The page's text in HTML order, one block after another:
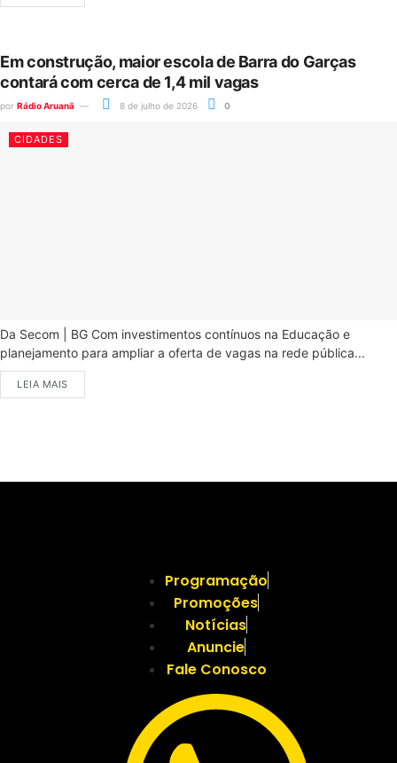
Em construção, maior escola de Barra do Garças
contará com cerca de 1,4 mil vagas
por Rádio Aruanã 8 de julho de 2026 0
CIDADES
Da Secom | BG Com investimentos contínuos na Educação e
planejamento para ampliar a oferta de vagas na rede pública...
LEIA MAIS
Programação
Promoções
Notícias
Anuncie
Fale Conosco